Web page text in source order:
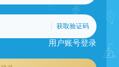
获取验证码
用户账号登录